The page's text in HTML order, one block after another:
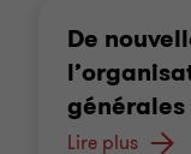
De
générales
Lire plus